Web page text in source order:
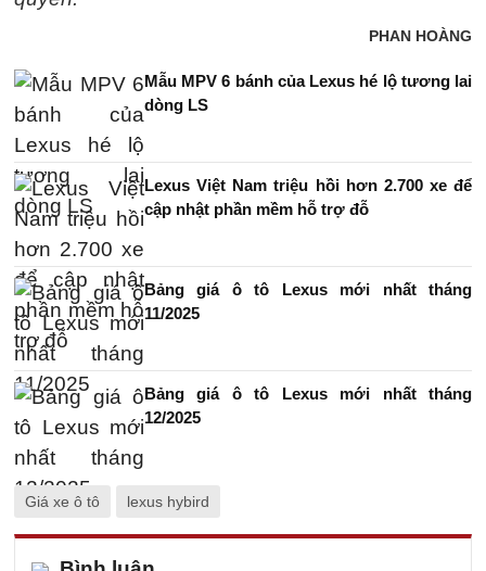
PHAN HOÀNG
Mẫu MPV 6 bánh của Lexus hé lộ tương lai
dòng LS
Lexus Việt Nam triệu hồi hơn 2.700 xe để
cập nhật phần mềm hỗ trợ đỗ
Bảng giá ô tô Lexus mới nhất tháng
11/2025
Bảng giá ô tô Lexus mới nhất tháng
12/2025
Giá xe ô tô lexus hybird